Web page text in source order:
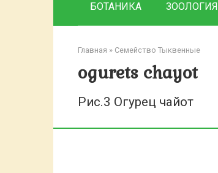
БОТАНИКА ЗООЛОГИЯ
Главная » Семейство Тыквенные
ogurets chayot
Рис.3 Огурец чайот